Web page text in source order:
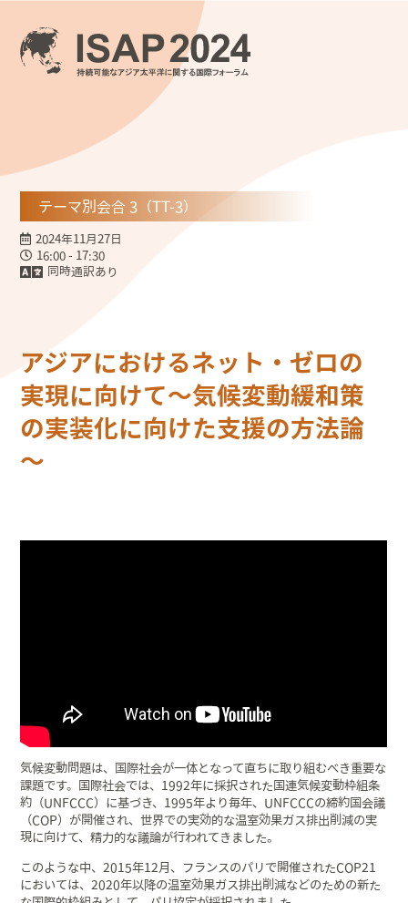
テーマ別会合 3（TT-3）
2024年11月27日
16:00 - 17:30
同時通訳あり
アジアにおけるネット・ゼロの
実現に向けて～気候変動緩和策
の実装化に向けた支援の方法論
～
気候変動問題は、国際社会が一体となって直ちに取り組むべき重要な
課題です。国際社会では、1992年に採択された国連気候変動枠組条
約（UNFCCC）に基づき、1995年より毎年、UNFCCCの締約国会議
（COP）が開催され、世界での実効的な温室効果ガス排出削減の実
現に向けて、精力的な議論が行われてきました。
このような中、2015年12月、フランスのパリで開催されたCOP21
においては、2020年以降の温室効果ガス排出削減などのための新た